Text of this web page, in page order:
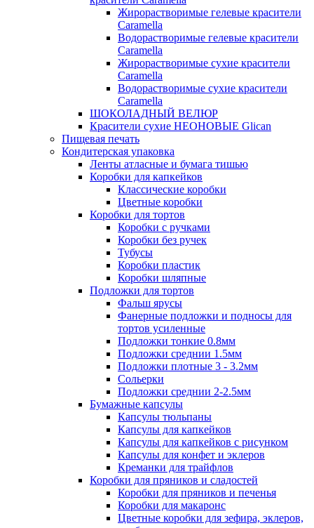
Жирорастворимые гелевые красители
Caramella
Водорастворимые гелевые красители
Caramella
Жирорастворимые сухие красители
Caramella
Водорастворимые сухие красители
Caramella
ШОКОЛАДНЫЙ ВЕЛЮР
Красители сухие НЕОНОВЫЕ Glican
Пищевая печать
Кондитерская упаковка
Ленты атласные и бумага тишью
Коробки для капкейков
Классические коробки
Цветные коробки
Коробки для тортов
Коробки с ручками
Коробки без ручек
Тубусы
Коробки пластик
Коробки шляпные
Подложки для тортов
Фальш ярусы
Фанерные подложки и подносы для
тортов усиленные
Подложки тонкие 0.8мм
Подложки среднии 1.5мм
Подложки плотные 3 - 3.2мм
Сольерки
Подложки среднии 2-2.5мм
Бумажные капсулы
Капсулы тюльпаны
Капсулы для капкейков
Капсулы для капкейков с рисунком
Капсулы для конфет и эклеров
Креманки для трайфлов
Коробки для пряников и сладостей
Коробки для пряников и печенья
Коробки для макаронс
Цветные коробки для зефира, эклеров,